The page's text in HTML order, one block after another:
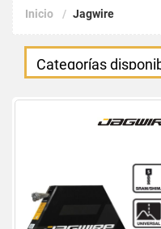
Inicio Jagwire